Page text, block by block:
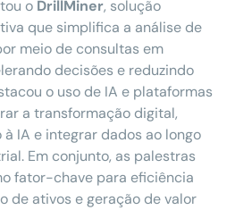
o DrillMiner, solução
que simplifica a análise de
meio de consultas em
decisões e reduzindo
o uso de IA e plataformas
a transformação digital,
IA e integrar dados ao longo
Em conjunto, as palestras
fator-chave para eficiência
de ativos e geração de valor